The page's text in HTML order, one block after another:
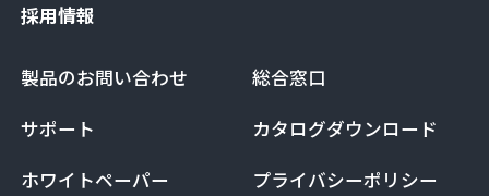
採用情報
製品のお問い合わせ
総合窓口
サポート
カタログダウンロード
ホワイトペーパー
プライバシーポリシー